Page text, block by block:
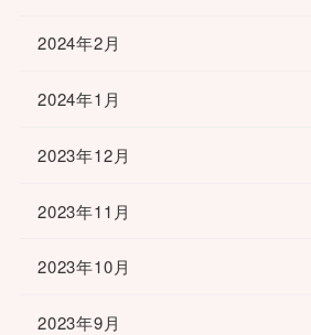
2024年2月
2024年1月
2023年12月
2023年11月
2023年10月
2023年9月